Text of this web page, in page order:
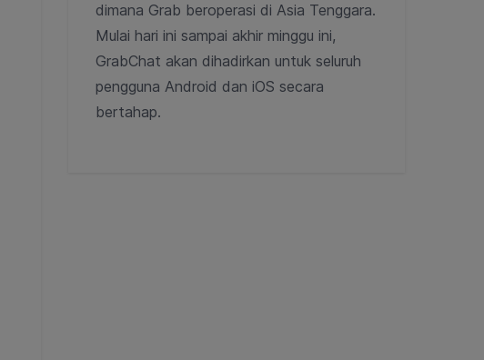
dimana Grab beroperasi di Asia Tenggara.
Mulai hari ini sampai akhir minggu ini,
GrabChat akan dihadirkan untuk seluruh
pengguna Android dan iOS secara
bertahap.